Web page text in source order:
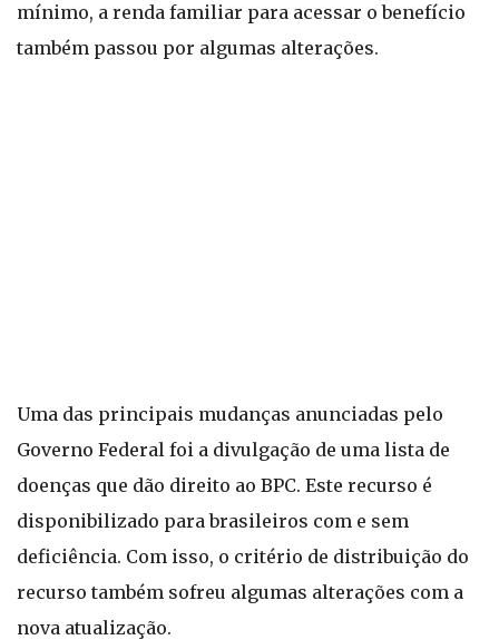
mínimo, a renda familiar para acessar o benefício
também passou por algumas alterações.
Uma das principais mudanças anunciadas pelo
Governo Federal foi a divulgação de uma lista de
doenças que dão direito ao BPC. Este recurso é
disponibilizado para brasileiros com e sem
deficiência. Com isso, o critério de distribuição do
recurso também sofreu algumas alterações com a
nova atualização.